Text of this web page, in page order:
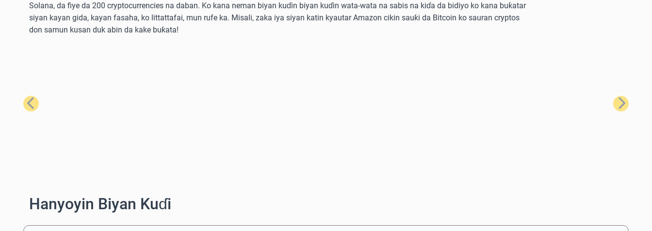
Solana, da fiye da 200 cryptocurrencies na daban. Ko kana neman biyan kuɗin biyan kuɗin wata-wata na sabis na kiɗa da bidiyo ko kana buƙatar
siyan kayan gida, kayan fasaha, ko littattafai, mun rufe ka. Misali, zaka iya siyan katin kyautar Amazon cikin sauƙi da Bitcoin ko sauran cryptos
don samun kusan duk abin da kake buƙata!
Na Baya Na Gaba
Hanyoyin Biyan Kuɗi